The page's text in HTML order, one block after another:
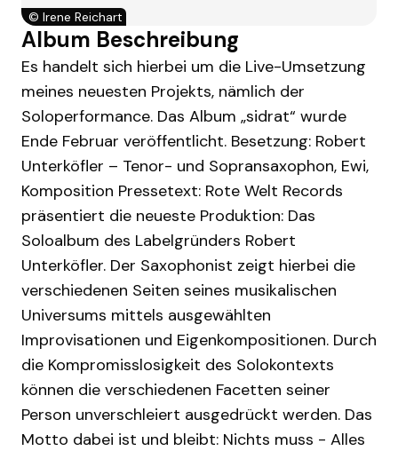
© Irene Reichart
Album Beschreibung
Es handelt sich hierbei um die Live-Umsetzung
meines neuesten Projekts, nämlich der
Soloperformance. Das Album „sidrat“ wurde
Ende Februar veröffentlicht. Besetzung: Robert
Unterköfler – Tenor- und Sopransaxophon, Ewi,
Komposition Pressetext: Rote Welt Records
präsentiert die neueste Produktion: Das
Soloalbum des Labelgründers Robert
Unterköfler. Der Saxophonist zeigt hierbei die
verschiedenen Seiten seines musikalischen
Universums mittels ausgewählten
Improvisationen und Eigenkompositionen. Durch
die Kompromisslosigkeit des Solokontexts
können die verschiedenen Facetten seiner
Person unverschleiert ausgedrückt werden. Das
Motto dabei ist und bleibt: Nichts muss - Alles